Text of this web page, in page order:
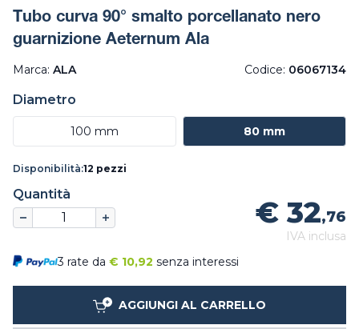
Tubo curva 90° smalto porcellanato nero
guarnizione Aeternum Ala
Marca: ALA Codice: 06067134
Diametro
100 mm 80 mm
Disponibilità:12 pezzi
Quantità
€ 32,76
IVA inclusa
3 rate da € 10,92 senza interessi
AGGIUNGI AL CARRELLO